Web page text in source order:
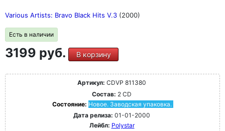
Various Artists: Bravo Black Hits V.3 (2000)
Есть в наличии
3199 руб. В корзину
Артикул: CDVP 811380
Состав: 2 CD
Состояние: Новое. Заводская упаковка.
Дата релиза: 01-01-2000
Лейбл: Polystar